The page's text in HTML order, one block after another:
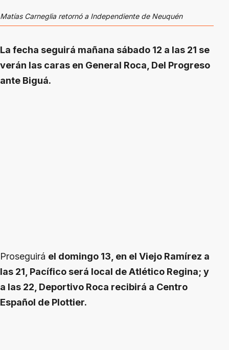
Matías Carneglia retornó a Independiente de Neuquén
La fecha seguirá mañana sábado 12 a las 21 se
verán las caras en General Roca, Del Progreso
ante Biguá.
Proseguirá el domingo 13, en el Viejo Ramírez a
las 21, Pacífico será local de Atlético Regina; y
a las 22, Deportivo Roca recibirá a Centro
Español de Plottier.